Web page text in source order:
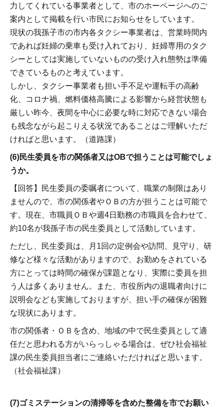
力してくれている事業者として、市のホーページへのご
案内として掲載を行い市民にお知らせをしています。
現状の我孫子市の市内各タクシー事業者は、営業時間内
であれば妊婦の乗車も受け入れており、妊婦専用のタク
シーとしては実施していないものの受け入れ態勢は準備
できているものと考えています。
しかし、タクシー事業者も担い手不足や運転手の高齢
化、コロナ禍、燃料価格高騰による影響から経営状態も
厳しい昨今、夜間を中心に必要な時に対応できない場合
も残念ながら起こりえる状況であることはご理解いただ
ければと思います。（道路課）
(6)民生委員を市の関係者又はOBで担うことは可能でしょ
うか。
【回答】民生委員の委嘱者について、職業の制限はあり
ませんので、市の関係者やＯＢの方が担うことは可能で
す。現在、市職員ＯＢや週4日勤務の市職員を合わせて、
約10名が我孫子市の民生委員として活動しています。
ただし、民生委員は、月1回の定例会や訪問、見守り、研
修など様々な活動がありますので、お勤めをされている
方にとっては時間の確保が課題となり、実際に委員を担
う人は多くありません。また、市役所内の退職者向けに
説明会なども実施しておりますが、担い手の確保が困難
な現状にあります。
市の関係者・ＯＢを含め、地域の中で民生委員として適
任だと思われる方がいらっしゃる場合は、ぜひ社会福祉
課の民生委員担当者にご連絡いただければと思います。
（社会福祉課）
(7)ゴミステーションの清掃等を含めた整備を市でお願い